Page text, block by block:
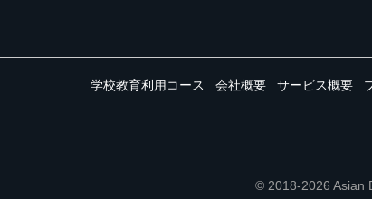
学校教育利用コース 会社概要 サービス概要
© 2018-2026 Asian